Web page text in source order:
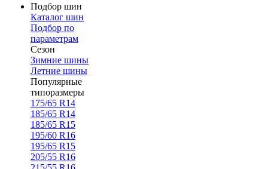
Подбор шин
Каталог шин
Подбор по
параметрам
Сезон
Зимние шины
Летние шины
Популярные
типоразмеры
175/65 R14
185/65 R14
185/65 R15
195/60 R16
195/65 R15
205/55 R16